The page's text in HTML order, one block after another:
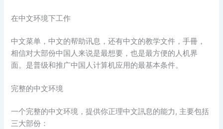
在中文环境下工作
中文菜单，中文的帮助讯息，还有中文的教学文件，手冊，
相信对大部份中国人来说是最想要，也是最方便的人机界
面。是普级和推广中国人计算机应用的最基本条件。
完整的中文环境
一个完整的中文环境，提供你正理中文訊息的能力, 主要包括
三大部份：